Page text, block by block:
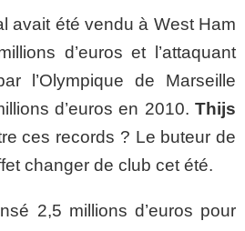
avait été vendu à West Ham
d’euros et l’attaquant
l’Olympique de Marseille
d’euros en 2010. Thijs
ces records ? Le buteur de
changer de club cet été.
2,5 millions d’euros pour